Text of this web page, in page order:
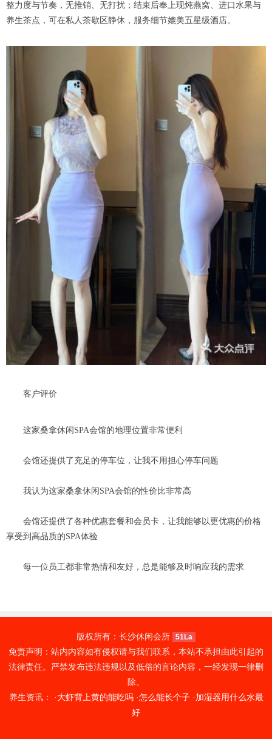
整力度与节奏，无推销、无打扰；结束后奉上现炖燕窝、进口水果与
养生茶点，可在私人茶歇区静休，服务细节媲美五星级酒店。
客户评价
这家桑拿休闲SPA会馆的地理位置非常便利
会馆还提供了充足的停车位，让我不用担心停车问题
我认为这家桑拿休闲SPA会馆的性价比非常高
会馆还提供了各种优惠套餐和会员卡，让我能够以更优惠的价格
享受到高品质的SPA体验
每一位员工都非常热情和友好，总是能够及时响应我的需求
版权所有：长沙休闲会所 51La
免责声明：站内内容如有侵权请与我们联系，本站不承担由此引起的
法律责任。严禁发布违法违规以及低俗的言论内容，一经发现一律删
除。
养生资讯： · 大虾背上黄的能吃吗·怎么能长个子· 加湿器用什么水最
好